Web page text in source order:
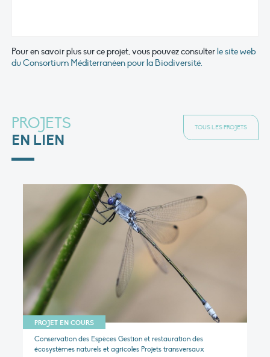
Pour en savoir plus sur ce projet, vous pouvez consulterle site web
du Consortium Méditerranéen pour la Biodiversité.
PROJETS
EN LIEN
TOUS LES PROJETS
PROJET EN COURS
Conservation des Espèces Gestion et restauration des
écosystèmes naturels et agricoles Projets transversaux